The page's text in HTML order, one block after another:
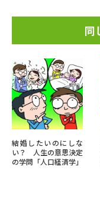
同
結婚したいのにしな
い？ 人生の意思決定
の学問「人口経済学」